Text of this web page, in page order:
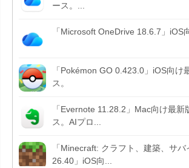
ース。...
「Microsoft OneDrive 18.6.7」iOS
「Pokémon GO 0.423.0」iOS向け
ス。
「Evernote 11.28.2」Mac向け最新
ス。AIプロ...
「Minecraft: クラフト、建築、サバ
26.40」iOS向...